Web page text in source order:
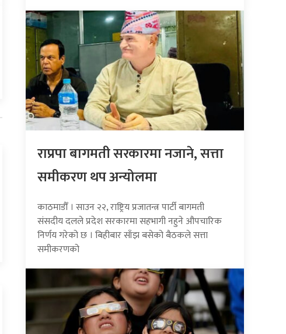
राप्रपा बागमती सरकारमा नजाने, सत्ता
समीकरण थप अन्योलमा
काठमाडौँ । साउन २२, राष्ट्रिय प्रजातन्त्र पार्टी बागमती
संसदीय दलले प्रदेश सरकारमा सहभागी नहुने औपचारिक
निर्णय गरेको छ । बिहीबार साँझ बसेको बैठकले सत्ता
समीकरणको